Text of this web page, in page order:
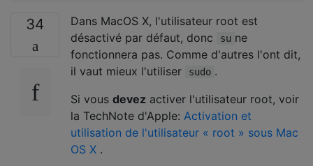
34
Dans MacOS X, l'utilisateur root est
désactivé par défaut, donc
su ne
fonctionnera pas. Comme d'autres l'ont dit,
il vaut mieux l'utiliser
sudo .
Si vous devez activer l'utilisateur root, voir
la TechNote d'Apple: Activation et
utilisation de l'utilisateur « root » sous Mac
OS X .